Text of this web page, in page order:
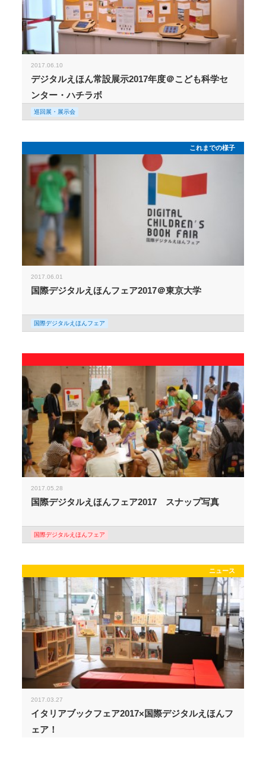
2017.06.10
デジタルえほん常設展示2017年度＠こども科学セ
ンター・ハチラボ
巡回展・展示会
これまでの様子
2017.06.01
国際デジタルえほんフェア2017＠東京大学
国際デジタルえほんフェア
2017.05.28
国際デジタルえほんフェア2017 スナップ写真
国際デジタルえほんフェア
ニュース
2017.03.27
イタリアブックフェア2017×国際デジタルえほんフ
ェア！